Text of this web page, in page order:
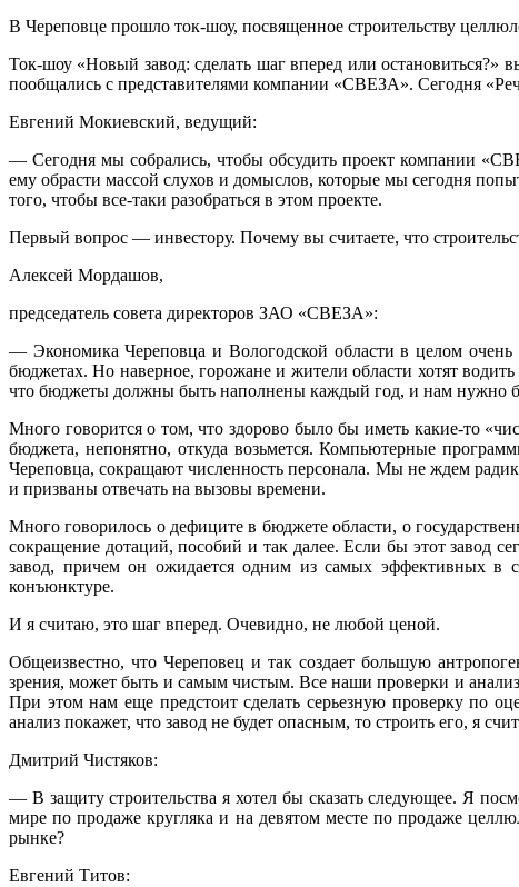
В Череповце прошло ток-шоу, посвященное строительству
Ток-шоу «Новый завод: сделать шаг вперед или
пообщались с представителями компании «СВЕЗА». Сегодня
Евгений Мокиевский, ведущий:
— Сегодня мы собрались, чтобы обсудить проект компании
ему обрасти массой слухов и домыслов, которые мы сегодня
того, чтобы все-таки разобраться в этом проекте.
Первый вопрос — инвестору. Почему вы считаете, что
Алексей Мордашов,
председатель совета директоров ЗАО «СВЕЗА»:
— Экономика Череповца и Вологодской области в целом
бюджетах. Но наверное, горожане и жители области хотят
что бюджеты должны быть наполнены каждый год, и нам нужно
Много говорится о том, что здорово было бы иметь какие-то
бюджета, непонятно, откуда возьмется. Компьютерные
Череповца, сокращают численность персонала. Мы не ждем
и призваны отвечать на вызовы времени.
Много говорилось о дефиците в бюджете области, о
сокращение дотаций, пособий и так далее. Если бы этот завод
завод, причем он ожидается одним из самых эффективных в
конъюнктуре.
И я считаю, это шаг вперед. Очевидно, не любой ценой.
Общеизвестно, что Череповец и так создает большую
зрения, может быть и самым чистым. Все наши проверки и
При этом нам еще предстоит сделать серьезную проверку по
анализ покажет, что завод не будет опасным, то строить его, я
Дмитрий Чистяков:
— В защиту строительства я хотел бы сказать следующее. Я
мире по продаже кругляка и на девятом месте по продаже
рынке?
Евгений Титов: